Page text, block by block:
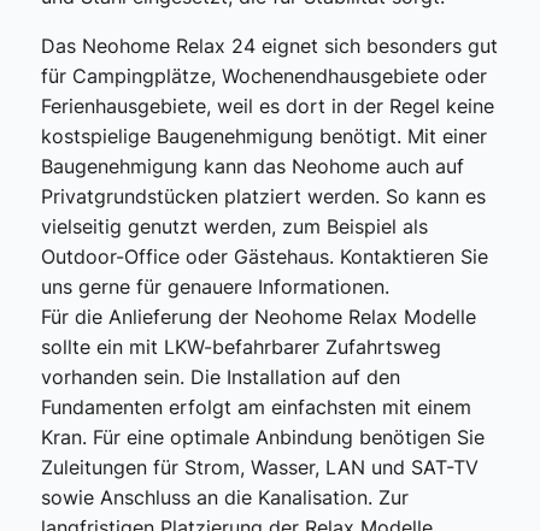
Das Neohome Relax 24 eignet sich besonders gut
für Campingplätze, Wochenendhausgebiete oder
Ferienhausgebiete, weil es dort in der Regel keine
kostspielige Baugenehmigung benötigt. Mit einer
Baugenehmigung kann das Neohome auch auf
Privatgrundstücken platziert werden. So kann es
vielseitig genutzt werden, zum Beispiel als
Outdoor-Office oder Gästehaus. Kontaktieren Sie
uns gerne für genauere Informationen.
Für die Anlieferung der Neohome Relax Modelle
sollte ein mit LKW-befahrbarer Zufahrtsweg
vorhanden sein. Die Installation auf den
Fundamenten erfolgt am einfachsten mit einem
Kran. Für eine optimale Anbindung benötigen Sie
Zuleitungen für Strom, Wasser, LAN und SAT-TV
sowie Anschluss an die Kanalisation. Zur